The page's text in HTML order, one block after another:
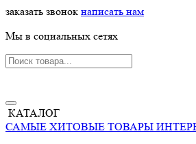
заказать звонок написать нам
Мы в социальных сетях
КАТАЛОГ
САМЫЕ ХИТОВЫЕ ТОВАРЫ